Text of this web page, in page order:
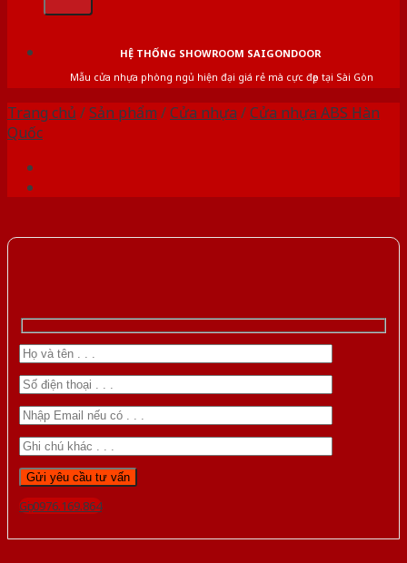
HỆ THỐNG SHOWROOM SAIGONDOOR
Mẫu cửa nhựa phòng ngủ hiện đại giá rẻ mà cực đẹp tại Sài Gòn
Trang chủ /Sản phẩm /Cửa nhựa /Cửa nhựa ABS Hàn
Quốc
Gọi 0976.169.864